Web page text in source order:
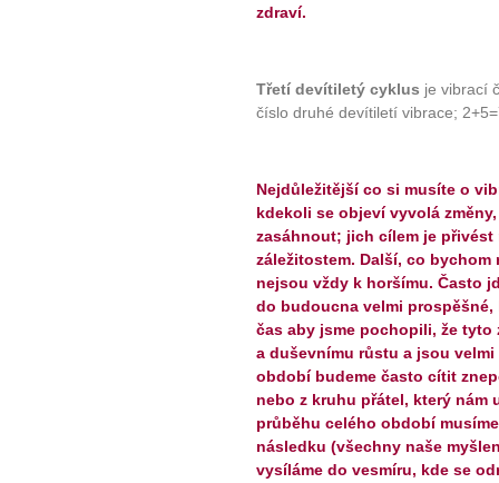
zdraví.
Třetí devítiletý cyklus je vibrací
číslo druhé devítiletí vibrace;
Nejdůležitější co si musíte o
kdekoli se objeví vyvolá
zasáhnout; jich cílem je
záležitostem. Další, co bychom
nejsou vždy k horšímu. Často
do budoucna velmi
čas aby jsme pochopili, že
a duševnímu růstu a jsou
období budeme často cítit
nebo z kruhu přátel, který
průběhu celého období
následku (všechny naše
vysíláme do vesmíru, kde se